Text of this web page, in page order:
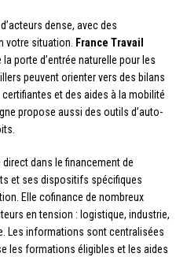
dense, avec des
votre situation. France Travail
porte d’entrée naturelle pour les
peuvent orienter vers des bilans
et des aides à la mobilité
propose aussi des outils d’auto-
dans le financement de
et ses dispositifs spécifiques
Elle cofinance de nombreux
en tension : logistique, industrie,
Les informations sont centralisées
les formations éligibles et les aides